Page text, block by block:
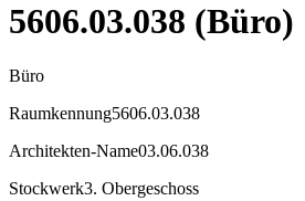
5606.03.038 (Büro)
Büro
Raumkennung5606.03.038
Architekten-Name03.06.038
Stockwerk3. Obergeschoss